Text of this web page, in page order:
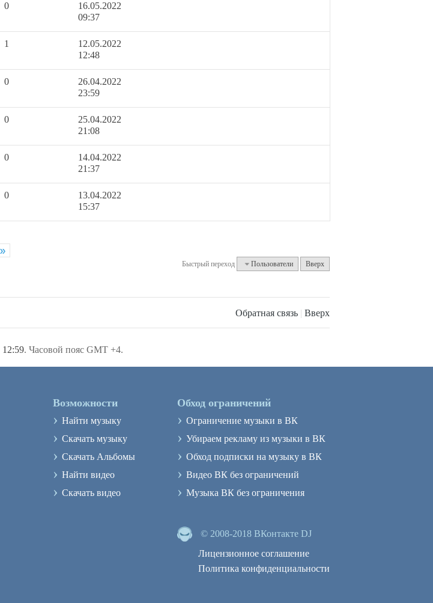
0
16.05.2022
09:37
1
12.05.2022
12:48
0
26.04.2022
23:59
0
25.04.2022
21:08
0
14.04.2022
21:37
0
13.04.2022
15:37
Быстрый переход Пользователи Вверх
Обратная связь | Вверх
12:59. Часовой пояс GMT +4.
Возможности
› Найти музыку
› Скачать музыку
› Скачать Альбомы
› Найти видео
› Скачать видео
Обход ограничений
› Ограничение музыки в ВК
› Убираем рекламу из музыки в ВК
› Обход подписки на музыку в ВК
› Видео ВК без ограничений
› Музыка ВК без ограничения
© 2008-2018 ВКонтакте DJ
Лицензионное соглашение
Политика конфиденциальности